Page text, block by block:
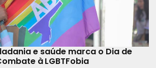
e saúde marca o Dia de
à LGBTFobia